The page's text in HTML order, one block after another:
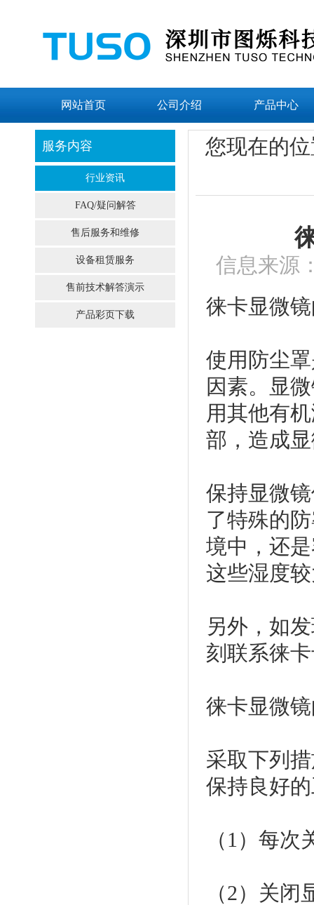
网站首页 公司介绍 产品中心
服务内容
行业资讯
FAQ/疑问解答
售后服务和维修
设备租赁服务
售前技术解答演示
产品彩页下载
您现在的
信息来源
徕卡显微
使用防尘
因素。显
用其他有
部，造成
保持显微
了特殊的
境中，还
这些湿度
另外，如
刻联系徕
徕卡显微
采取下列
保持良好
（1）每
（2）关